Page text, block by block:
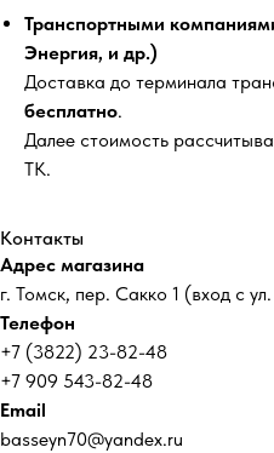
Транспортными
Энергия, и др.)
Доставка до терминала
бесплатно.
Далее стоимость
ТК.
Контакты
Адрес магазина
г. Томск, пер. Сакко 1 (вход с
Телефон
+7 (3822) 23-82-48
+7 909 543-82-48
Email
basseyn70@yandex.ru